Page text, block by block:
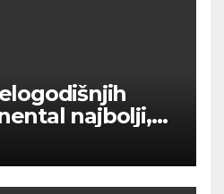
najbolji,